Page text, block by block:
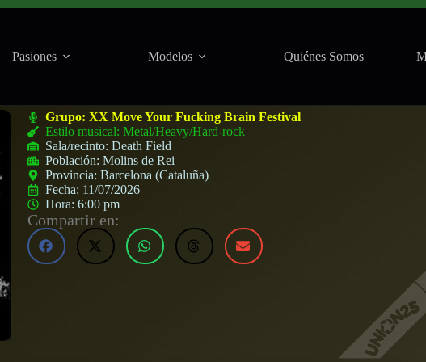
Pasiones Modelos Quiénes Somos
Grupo:XX Move Your Fucking Brain Festival
Estilo musical: Metal/Heavy/Hard-rock
Sala/recinto:Death Field
Población:Molins de Rei
Provincia:Barcelona (Cataluña)
Fecha: 11/07/2026
Hora:6:00 pm
Compartir en: